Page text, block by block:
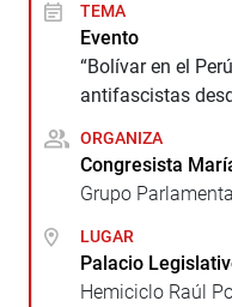
TEMA
Evento
“Bolívar en el
antifascistas
ORGANIZA
Congresista
Grupo
LUGAR
Palacio
Hemiciclo Raúl